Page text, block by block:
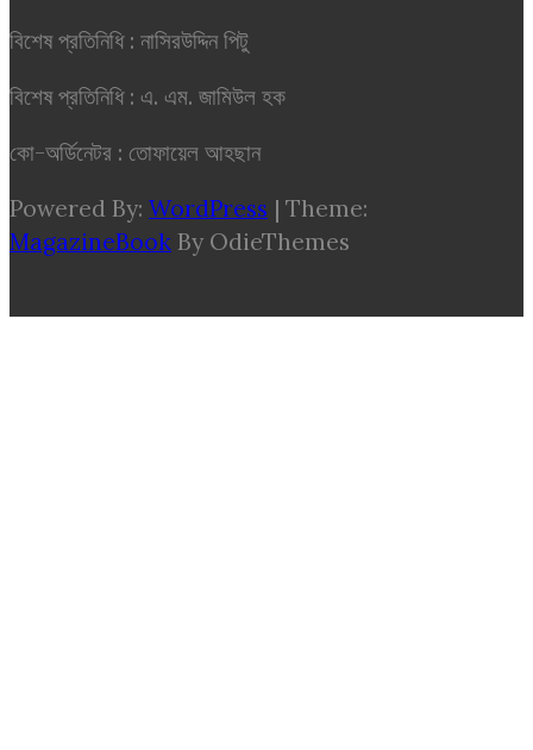
বিশেষ প্রতিনিধি : নাসিরউদ্দিন পিটু
বিশেষ প্রতিনিধি : এ. এম. জামিউল হক
কো-অর্ডিনেটর : তোফায়েল আহছান
Powered By: WordPress | Theme:
MagazineBook By OdieThemes